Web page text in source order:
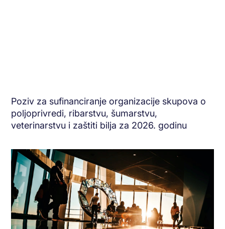
Poziv za sufinanciranje organizacije skupova o
poljoprivredi, ribarstvu, šumarstvu,
veterinarstvu i zaštiti bilja za 2026. godinu